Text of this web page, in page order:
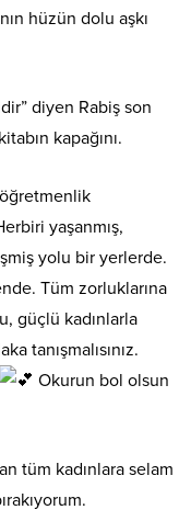
hüzün dolu aşkı
diyen Rabiş son
kapağını.
öğretmenlik
yaşanmış,
yolu bir yerlerde.
Tüm zorluklarına
güçlü kadınlarla
tanışmalısınız.
Okurun bol olsun
tüm kadınlara selam